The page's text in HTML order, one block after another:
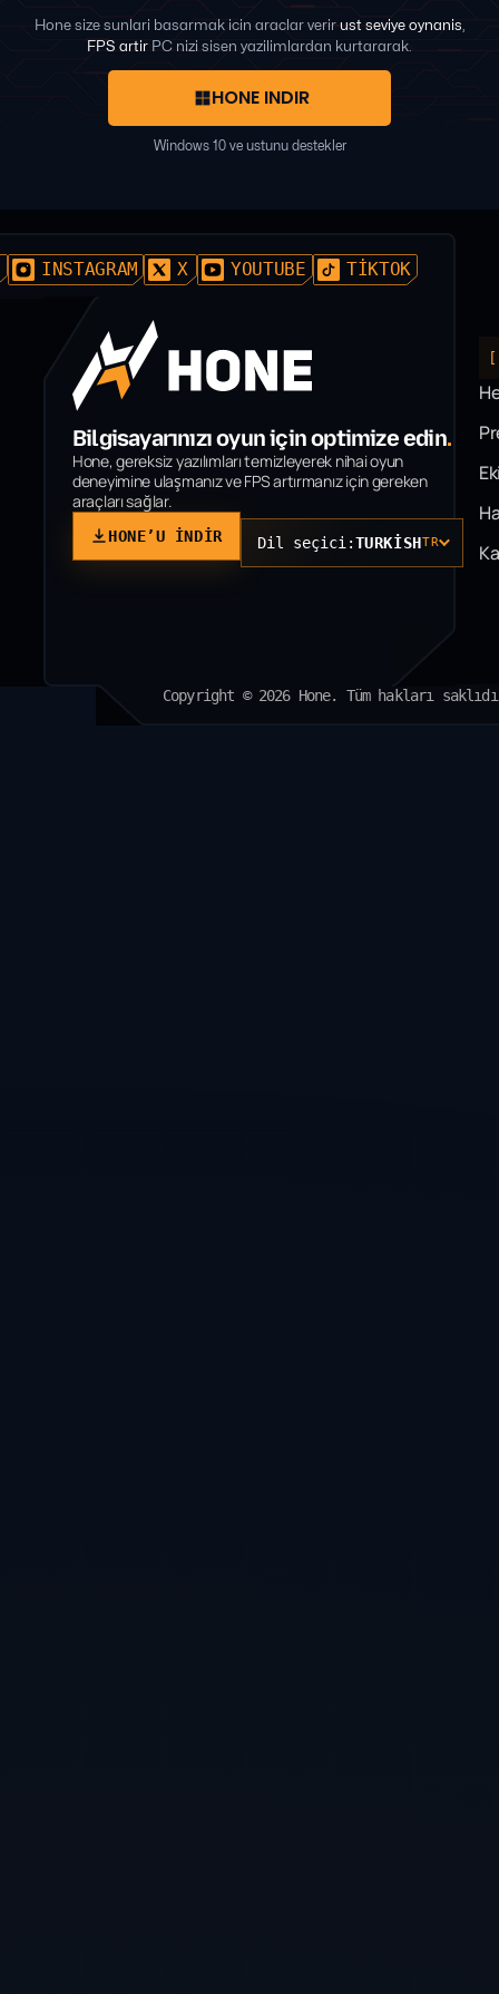
Hone size sunlari basarmak icin araclar verirust seviye oynanis
FPS artir PC nizi sisen yazilimlardan kurtararak.
HONE INDIR
Windows 10 ve ustunu destekler
INSTAGRAM X YOUTUBE TIKTOK
Bilgisayarınızı oyun için optimize edin.
Hone, gereksiz yazılımları temizleyerek nihai oyun
deneyimine ulaşmanız ve FPS artırmanız için gereken
araçları sağlar.
HONE’U INDIR Dil seçici:TURKISHTR
Copyright © 2026 Hone. Tüm hakları